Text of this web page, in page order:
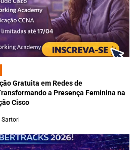
Gratuita em Redes de
a Presença Feminina na
Cisco